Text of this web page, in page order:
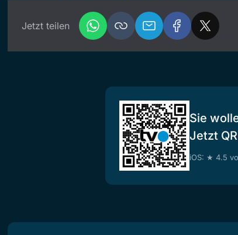
Jetzt teilen
Sie
Jetzt
iOS: ★ 4.5